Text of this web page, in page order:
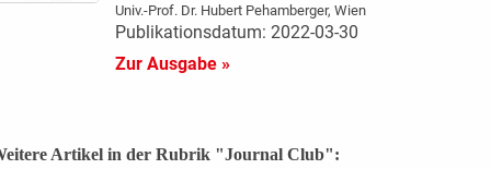
Univ.-Prof. Dr. Hubert Pehamberger, Wien
Publikationsdatum: 2022-03-30
Zur Ausgabe »
Artikel in der Rubrik "Journal Club":